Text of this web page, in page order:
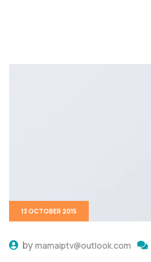
13 OCTOBER 2015
bymamaiptv@outlook.com